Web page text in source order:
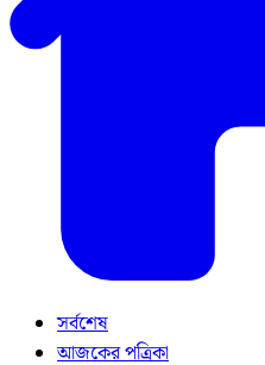
সর্বশেষ
আজকের পত্রিকা